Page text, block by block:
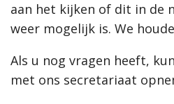
aan het kijken of dit in de
weer mogelijk is. We
Als u nog vragen heeft,
met ons secretariaat